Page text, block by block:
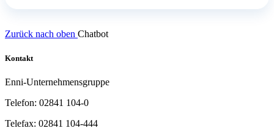
Zurück nach oben Chatbot
Kontakt
Enni-Unternehmensgruppe
Telefon: 02841 104-0
Telefax: 02841 104-444